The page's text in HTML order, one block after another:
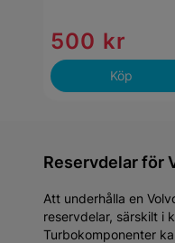
500 kr
Köp
Reservdelar för
Att underhålla en
reservdelar, särskilt i
Turbokomponenter